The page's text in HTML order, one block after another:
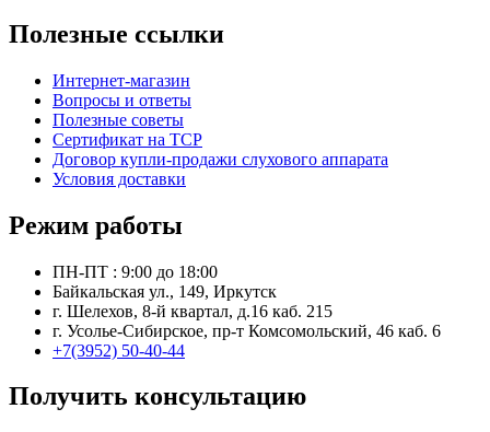
Полезные ссылки
Интернет-магазин
Вопросы и ответы
Полезные советы
Сертификат на ТСР
Договор купли-продажи слухового аппарата
Условия доставки
Режим работы
ПН-ПТ : 9:00 до 18:00
Байкальская ул., 149, Иркутск
г. Шелехов, 8-й квартал, д.16 каб. 215
г. Усолье-Сибирское, пр-т Комсомольский, 46 каб. 6
+7(3952) 50-40-44
Получить консультацию